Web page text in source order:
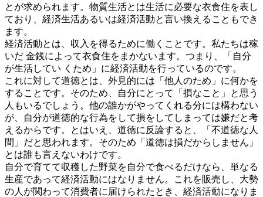
とが求められます。物質生活とは生活に必要な衣食住を表し
ており、経済生活あるいは経済活動と言い換えることもでき
ます。
経済活動とは、収入を得るために働くことです。私たちは稼
いだ 金銭によって衣食住をまかないます。つまり、「自分
が生活してい くため」に経済活動を行っているのです。
これに対して道徳とは、外見的には「他人のため」に何かを
することです。そのため、自分にとって「損なこと」と思う
人もいるでしょう。他の誰かがやってくれる分には構わない
が、自分が道徳的な行為をして損をしてしまっては嫌だと考
えるからです。とはいえ、道徳に反論すると、「不道徳な人
間」だと思われます。そのため「道徳は損だからしません」
とは誰も言えないわけです。
自分で育てて収穫した野菜を自分で食べるだけなら、単なる
生産であって経済活動にはなりません。これを販売し、大勢
の人が関わって消費者に届けられたとき、経済活動になりま